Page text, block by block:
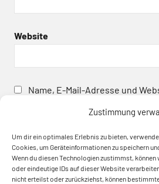
Zustimmung
Um dir ein optimales Erlebnis zu bieten,
Cookies, um Geräteinformationen zu speichern
Wenn du diesen Technologien zustimmst,
oder eindeutige IDs auf dieser Website
nicht erteilst oder zurückziehst, können
Website
Name, E-Mail-Adresse und